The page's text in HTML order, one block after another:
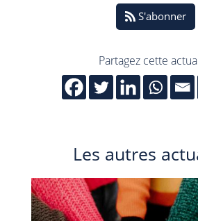
S'abonner
Partagez cette
Les autres